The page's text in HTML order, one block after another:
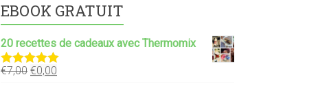
EBOOK GRATUIT
20 recettes de cadeaux avec Thermomix
Note5.00
€7,00 €0,00